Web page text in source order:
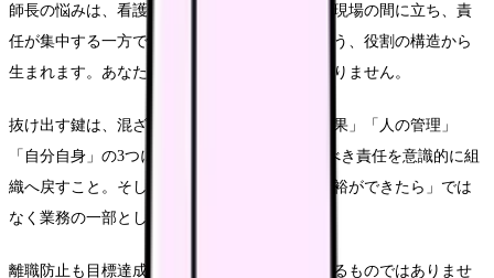
師長の悩みは、看護部からの目標とスタッフの現場の間に立ち、責
任が集中する一方で相談相手を失いやすいという、役割の構造から
生まれます。あなたの性格や能力の問題ではありません。
抜け出す鍵は、混ざり合った悩みを「目標・成果」「人の管理」
「自分自身」の3つに分け、本来は組織で負うべき責任を意識的に組
織へ戻すこと。そして、自分自身のケアを「余裕ができたら」では
なく業務の一部として組み込むことです。
離職防止も目標達成も、師長一人の双肩に乗せるものではありませ